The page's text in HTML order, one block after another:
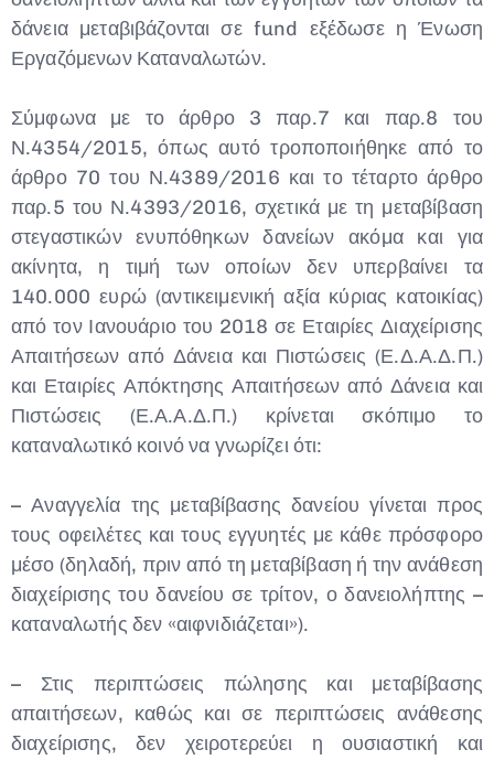
δάνεια μεταβιβάζονται σε fund εξέδωσε η Ένωση
Εργαζόμενων Καταναλωτών.
Σύμφωνα με το άρθρο 3 παρ.7 και παρ.8 του
Ν.4354/2015, όπως αυτό τροποποιήθηκε από το
άρθρο 70 του Ν.4389/2016 και το τέταρτο άρθρο
παρ.5 του Ν.4393/2016, σχετικά με τη μεταβίβαση
στεγαστικών ενυπόθηκων δανείων ακόμα και για
ακίνητα, η τιμή των οποίων δεν υπερβαίνει τα
140.000 ευρώ (αντικειμενική αξία κύριας κατοικίας)
από τον Ιανουάριο του 2018 σε Εταιρίες Διαχείρισης
Απαιτήσεων από Δάνεια και Πιστώσεις (Ε.Δ.Α.Δ.Π.)
και Εταιρίες Απόκτησης Απαιτήσεων από Δάνεια και
Πιστώσεις (Ε.Α.Α.Δ.Π.) κρίνεται σκόπιμο το
καταναλωτικό κοινό να γνωρίζει ότι:
– Αναγγελία της μεταβίβασης δανείου γίνεται προς
τους οφειλέτες και τους εγγυητές με κάθε πρόσφορο
μέσο (δηλαδή, πριν από τη μεταβίβαση ή την ανάθεση
διαχείρισης του δανείου σε τρίτον, ο δανειολήπτης –
καταναλωτής δεν «αιφνιδιάζεται»).
– Στις περιπτώσεις πώλησης και μεταβίβασης
απαιτήσεων, καθώς και σε περιπτώσεις ανάθεσης
διαχείρισης, δεν χειροτερεύει η ουσιαστική και
Type and hit enter